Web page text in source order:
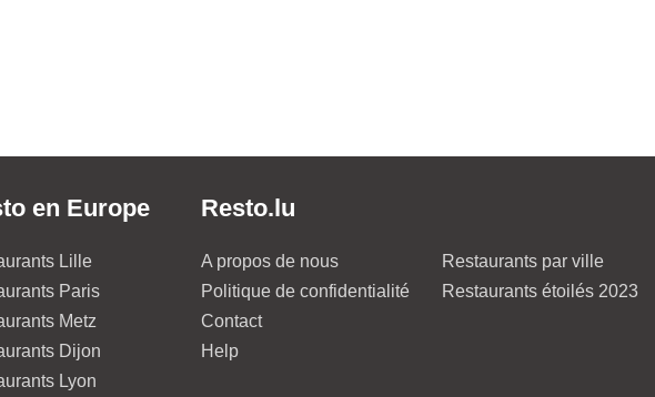
en Europe
Lille
Paris
Metz
Dijon
Lyon
Resto.lu
A propos de nous
Politique de confidentialité
Contact
Help
Restaurants par ville
Restaurants étoilés 2023